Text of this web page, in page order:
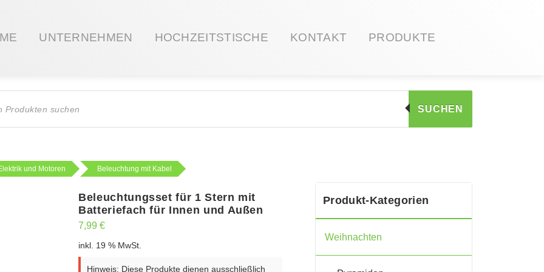
UNTERNEHMEN HOCHZEITSTISCHE KONTAKT PRODUKTE
SUCHEN
und Motoren
Beleuchtung mit Kabel
Beleuchtungsset für 1 Stern mit
Batteriefach für Innen und Außen
7,99 €
inkl. 19 % MwSt.
Hinweis: Diese Produkte dienen ausschließlich
Produkt-Kategorien
Weihnachten